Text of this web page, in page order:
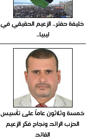
خليفة حفتر.. الزعيم الحقيقي في
ليبيا..
خمسة وثلاثون عاماً على تأسيس
الحزب الرائد ونجاح فكر الزعيم
القائد